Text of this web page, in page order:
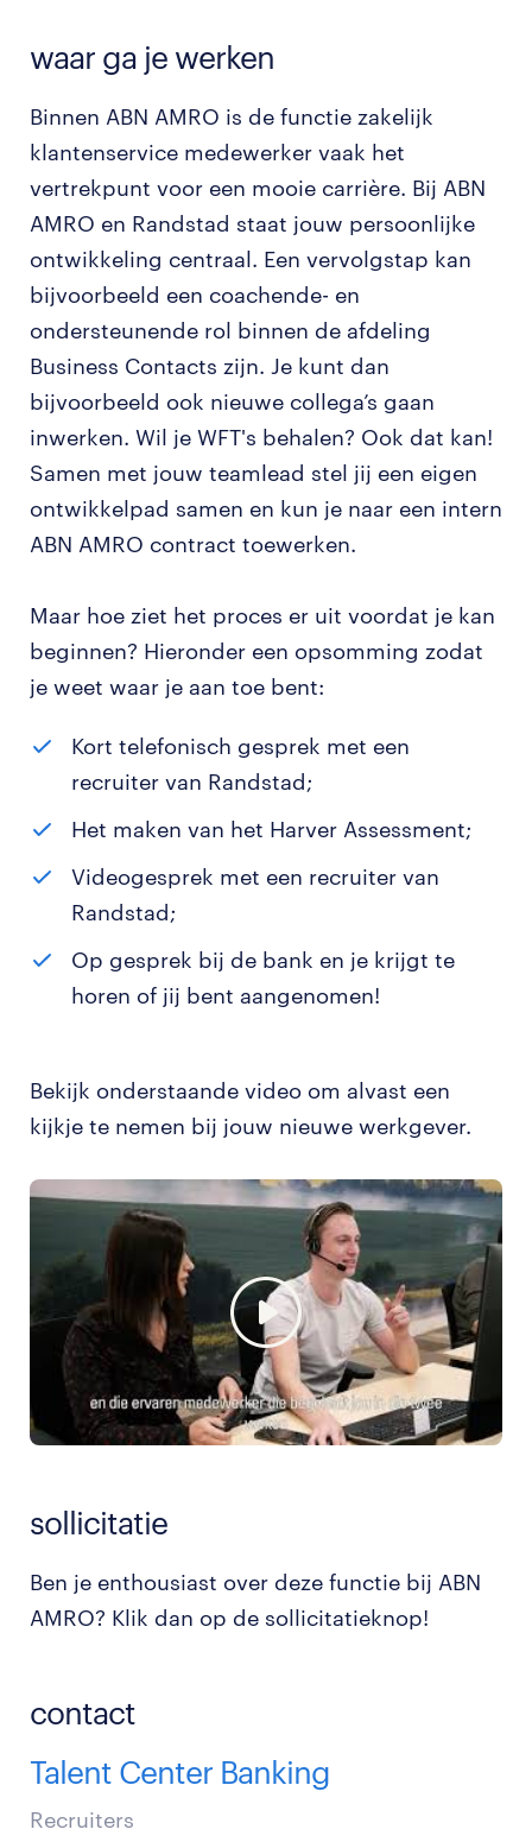
waar ga je werken
Binnen ABN AMRO is de functie zakelijk
klantenservice medewerker vaak het
vertrekpunt voor een mooie carrière. Bij ABN
AMRO en Randstad staat jouw persoonlijke
ontwikkeling centraal. Een vervolgstap kan
bijvoorbeeld een coachende- en
ondersteunende rol binnen de afdeling
Business Contacts zijn. Je kunt dan
bijvoorbeeld ook nieuwe collega’s gaan
inwerken. Wil je WFT's behalen? Ook dat kan!
Samen met jouw teamlead stel jij een eigen
ontwikkelpad samen en kun je naar een intern
ABN AMRO contract toewerken.
Maar hoe ziet het proces er uit voordat je kan
beginnen? Hieronder een opsomming zodat
je weet waar je aan toe bent:
Kort telefonisch gesprek met een
recruiter van Randstad;
Het maken van het Harver Assessment;
Videogesprek met een recruiter van
Randstad;
Op gesprek bij de bank en je krijgt te
horen of jij bent aangenomen!
Bekijk onderstaande video om alvast een
kijkje te nemen bij jouw nieuwe werkgever.
sollicitatie
Ben je enthousiast over deze functie bij ABN
AMRO? Klik dan op de sollicitatieknop!
contact
Talent Center Banking
Recruiters